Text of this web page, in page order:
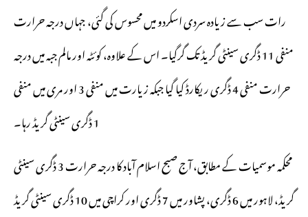
رات سب سے زیادہ سردی اسکردو میں محسوس کی گئی، جہاں درجہ حرارت
منفی 11 ڈگری سینٹی گریڈ تک گرگیا۔ اس کے علاوہ، کوئٹہ اور مالم جبہ میں درجہ
حرارت منفی 4 ڈگری ریکارڈ کیا گیا جبکہ زیارت میں منفی 3 اور مری میں منفی
1 ڈگری سینٹی گریڈ رہا۔
محکمہ موسمیات کے مطابق، آج صبح اسلام آباد کا درجہ حرارت 3 ڈگری سینٹی
گریڈ، لاہور میں 6 ڈگری، پشاور میں 7 ڈگری اور کراچی میں 10 ڈگری سینٹی گریڈ